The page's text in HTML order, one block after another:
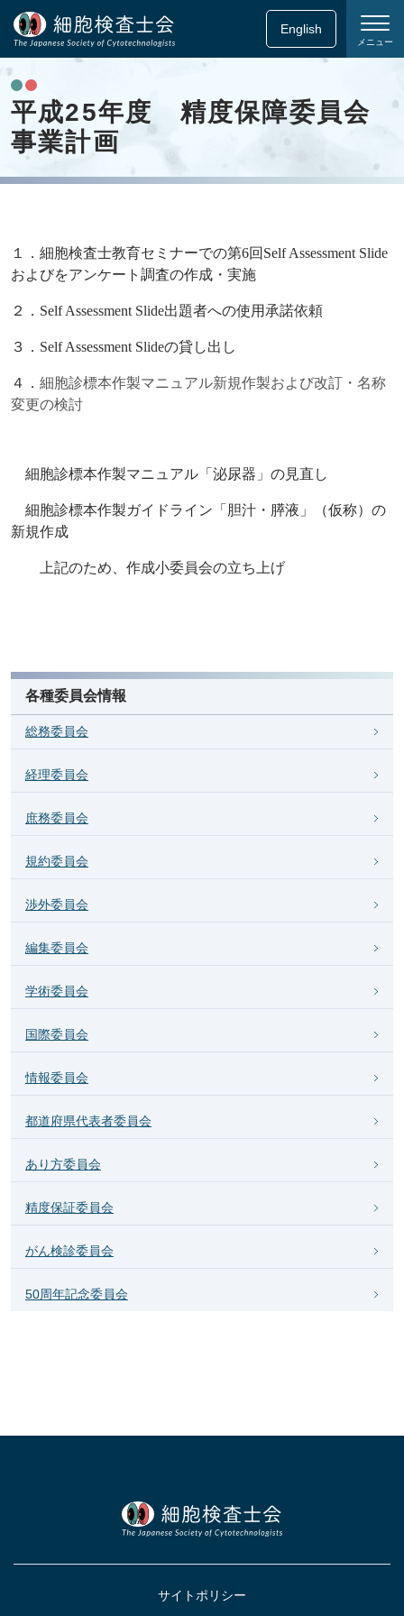
English
メニュー
平成25年度 精度保障委員会
事業計画
１．細胞検査士教育セミナーでの第6回 Self Assessment Slide
およびをアンケート調査の作成・実施
２． Self Assessment Slide出題者への使用承諾依頼
３． Self Assessment Slideの貸し出し
４． 細胞診標本作製マニュアル新規作製および改訂・名称
変更の検討
細胞診標本作製マニュアル「泌尿器」の見直し
細胞診標本作製ガイドライン「胆汁・膵液」（仮称）の
新規作成
上記のため、作成小委員会の立ち上げ
各種委員会情報
総務委員会
経理委員会
庶務委員会
規約委員会
渉外委員会
編集委員会
学術委員会
国際委員会
情報委員会
都道府県代表者委員会
あり方委員会
精度保証委員会
がん検診委員会
50周年記念委員会
サイトポリシー